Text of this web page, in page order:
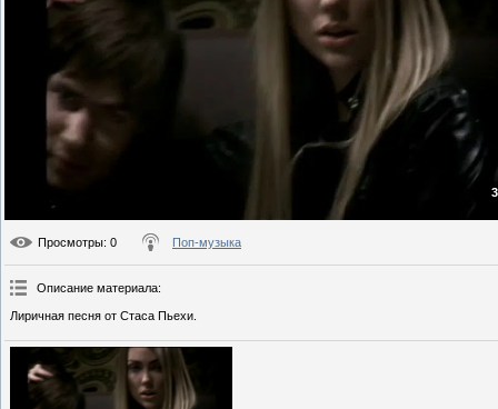
Просмотры: 0 Поп-музыка
Описание материала:
Лиричная песня от Стаса Пьехи.